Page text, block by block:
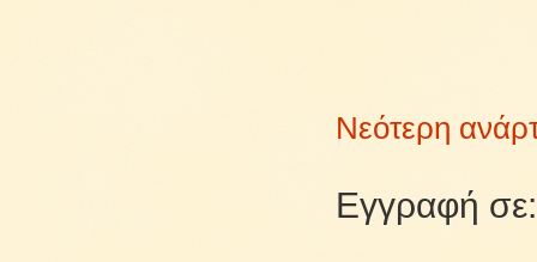
Νεότερη
Εγγραφή